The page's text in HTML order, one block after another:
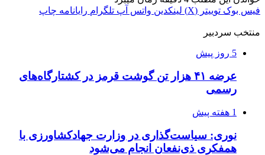
فیس بوک توییتر (X) لینکدین واتس آپ تلگرام رایانامه چاپ
منتخب سردبیر
5 روز پیش
عرضه ۴۱ هزار تن گوشت قرمز در کشتارگاه‌های
رسمی
1 هفته پیش
نوری: سیاست‌گذاری در وزارت جهادکشاورزی با
همفکری ذی‌نفعان انجام می‌شود